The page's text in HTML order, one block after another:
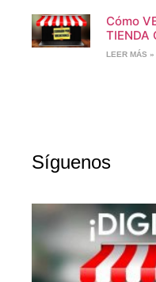
Cómo
TIENDA
LEER MÁS »
Síguenos